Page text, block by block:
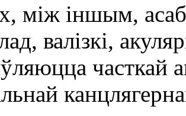
між іншым,
валізкі,
часткай